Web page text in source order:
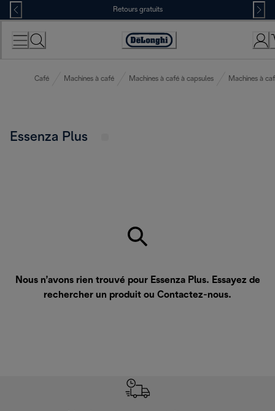
Skip
to
Content
Retours gratuits
Déclaration
Café Machines à café Machines à café à capsules Machines à
Essenza Plus
Nous n’avons rien trouvé pour Essenza Plus. Essayez de
rechercher un produit ou Contactez-nous.